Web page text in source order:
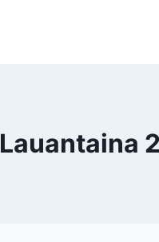
Lauantaina